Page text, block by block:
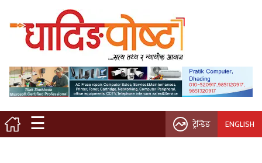
☰
मुख्य पृष्ठ
स्थानीय समाचार
विचार / ब्लग
नगर/गाउँ पालिका
ट्रेन्डिङ ENGLISH